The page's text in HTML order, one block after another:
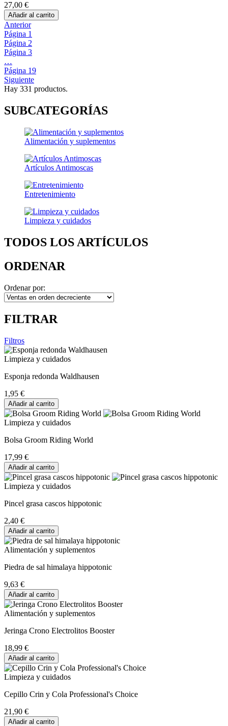
27,00 €
Añadir al carrito
Anterior
Página 1
Página 2
Página 3
…
Página 19
Siguiente
Hay 331 productos.
SUBCATEGORÍAS
Alimentación y suplementos
Artículos Antimoscas
Entretenimiento
Limpieza y cuidados
TODOS LOS ARTÍCULOS
ORDENAR
Ordenar por:
FILTRAR
Filtros
Limpieza y cuidados
Esponja redonda Waldhausen
1,95 €
Añadir al carrito
Limpieza y cuidados
Bolsa Groom Riding World
17,99 €
Añadir al carrito
Limpieza y cuidados
Pincel grasa cascos hippotonic
2,40 €
Añadir al carrito
Alimentación y suplementos
Piedra de sal himalaya hippotonic
9,63 €
Añadir al carrito
Alimentación y suplementos
Jeringa Crono Electrolitos Booster
18,99 €
Añadir al carrito
Limpieza y cuidados
Cepillo Crin y Cola Professional's Choice
21,90 €
Añadir al carrito